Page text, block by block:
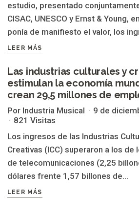
estudio, presentado
CISAC, UNESCO y Ernst & Young,
ponía de manifiesto el valor, los
LEER MÁS
Las industrias culturales y
estimulan la economía
crean 29,5 millones de
Por Industria Musical
9 de
821 Visitas
Los ingresos de las Industrias
Creativas (ICC) superaron a los de
de telecomunicaciones (2,25
dólares frente 1,57 billones de...
LEER MÁS